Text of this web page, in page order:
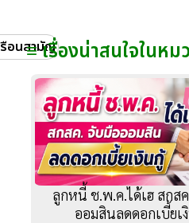
รือนสามัญ
≡ เรื่องน่าสนใจในห
ลูกหนี้ ช.พ.ค.ได้เฮ สกส
ออมสินลดดอกเบี้ยเ